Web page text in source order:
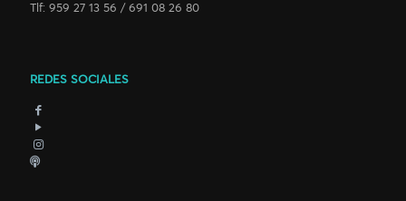
Tlf: 959 27 13 56 / 691 08 26 80
REDES SOCIALES